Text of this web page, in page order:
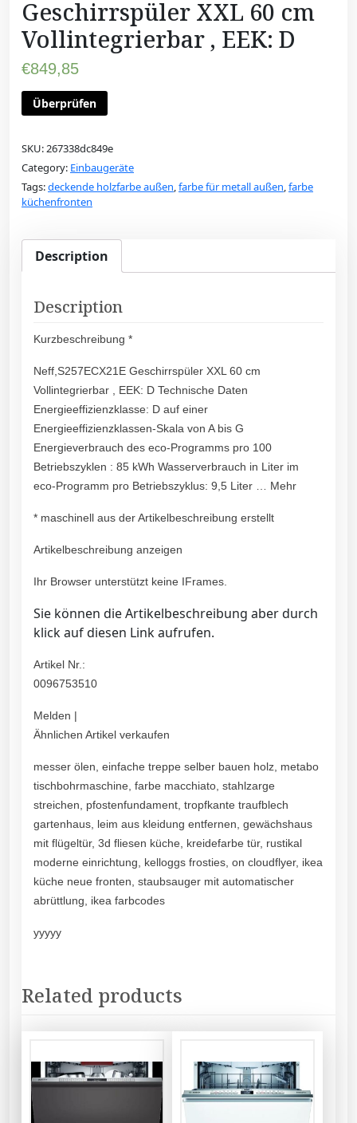
Geschirrspüler XXL 60 cm
Vollintegrierbar , EEK: D
€849,85
Überprüfen
SKU:267338dc849e
Category: Einbaugeräte
Tags:deckende holzfarbe außen,farbe für metall außen,farbe
küchenfronten
Description
Description
Kurzbeschreibung *
Neff,S257ECX21E Geschirrspüler XXL 60 cm
Vollintegrierbar , EEK: D Technische Daten
Energieeffizienzklasse: D auf einer
Energieeffizienzklassen-Skala von A bis G
Energieverbrauch des eco-Programms pro 100
Betriebszyklen : 85 kWh Wasserverbrauch in Liter im
eco-Programm pro Betriebszyklus: 9,5 Liter … Mehr
* maschinell aus der Artikelbeschreibung erstellt
Artikelbeschreibung anzeigen
Ihr Browser unterstützt keine IFrames.
Sie können die Artikelbeschreibung aber durch
klick auf diesen Link aufrufen.
Artikel Nr.:
0096753510
Melden |
Ähnlichen Artikel verkaufen
messer ölen, einfache treppe selber bauen holz, metabo
tischbohrmaschine, farbe macchiato, stahlzarge
streichen, pfostenfundament, tropfkante traufblech
gartenhaus, leim aus kleidung entfernen, gewächshaus
mit flügeltür, 3d fliesen küche, kreidefarbe tür, rustikal
moderne einrichtung, kelloggs frosties, on cloudflyer, ikea
küche neue fronten, staubsauger mit automatischer
abrüttlung, ikea farbcodes
yyyyy
Related products